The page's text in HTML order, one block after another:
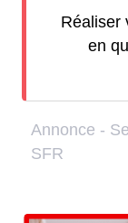
Réaliser
en